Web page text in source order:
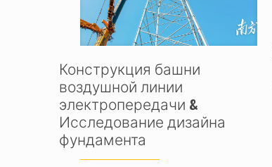
Конструкция башни
воздушной линии
электропередачи &
Исследование дизайна
фундамента